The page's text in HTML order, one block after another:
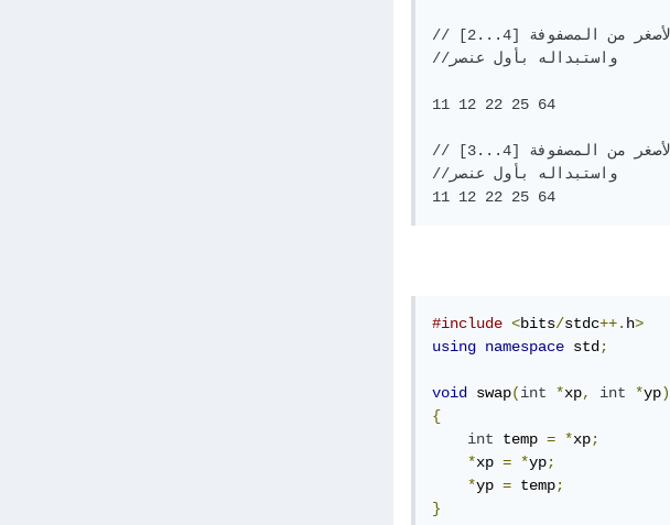
// [2...4] إيجاد العنصر الأصغر من المصفوفة
//واستبداله بأول عنصر
11 12 22 25 64
// [3...4] إيجاد العنصر الأصغر من المصفوفة
//واستبداله بأول عنصر
11 12 22 25 64
#include <bits/stdc++. h>
using namespace std ;
void swap(int *xp, int *yp)
{
int temp = *xp;
*xp = *yp;
*yp = temp;
}